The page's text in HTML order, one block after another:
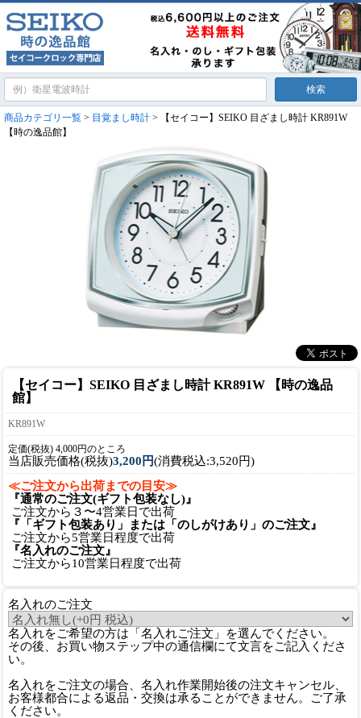
商品カテゴリ一覧 > 目覚まし時計 > 【セイコー】SEIKO 目ざまし時計 KR891W
【時の逸品館】
【セイコー】SEIKO 目ざまし時計 KR891W 【時の逸品
館】
KR891W
定価(税抜) 4,000円のところ
当店販売価格(税抜)3,200円(消費税込:3,520円)
≪ご注文から出荷までの目安≫
『通常のご注文(ギフト包装なし)』
ご注文から３〜4営業日で出荷
『「ギフト包装あり」または「のしがけあり」のご注文』
ご注文から5営業日程度で出荷
『名入れのご注文』
ご注文から10営業日程度で出荷
名入れのご注文
名入れをご希望の方は「名入れご注文」を選んでください。
その後、お買い物ステップ中の通信欄にて文言をご記入くださ
い。
名入れをご注文の場合、名入れ作業開始後の注文キャンセル、
お客様都合による返品・交換は承ることができません。ご了承
ください。